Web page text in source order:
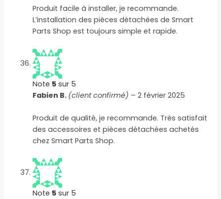
Produit facile à installer, je recommande.
L’installation des pièces détachées de Smart
Parts Shop est toujours simple et rapide.
Note 5 sur 5
Fabien B. (client confirmé) – 2 février 2025
Produit de qualité, je recommande. Très satisfait
des accessoires et pièces détachées achetés
chez Smart Parts Shop.
Note 5 sur 5